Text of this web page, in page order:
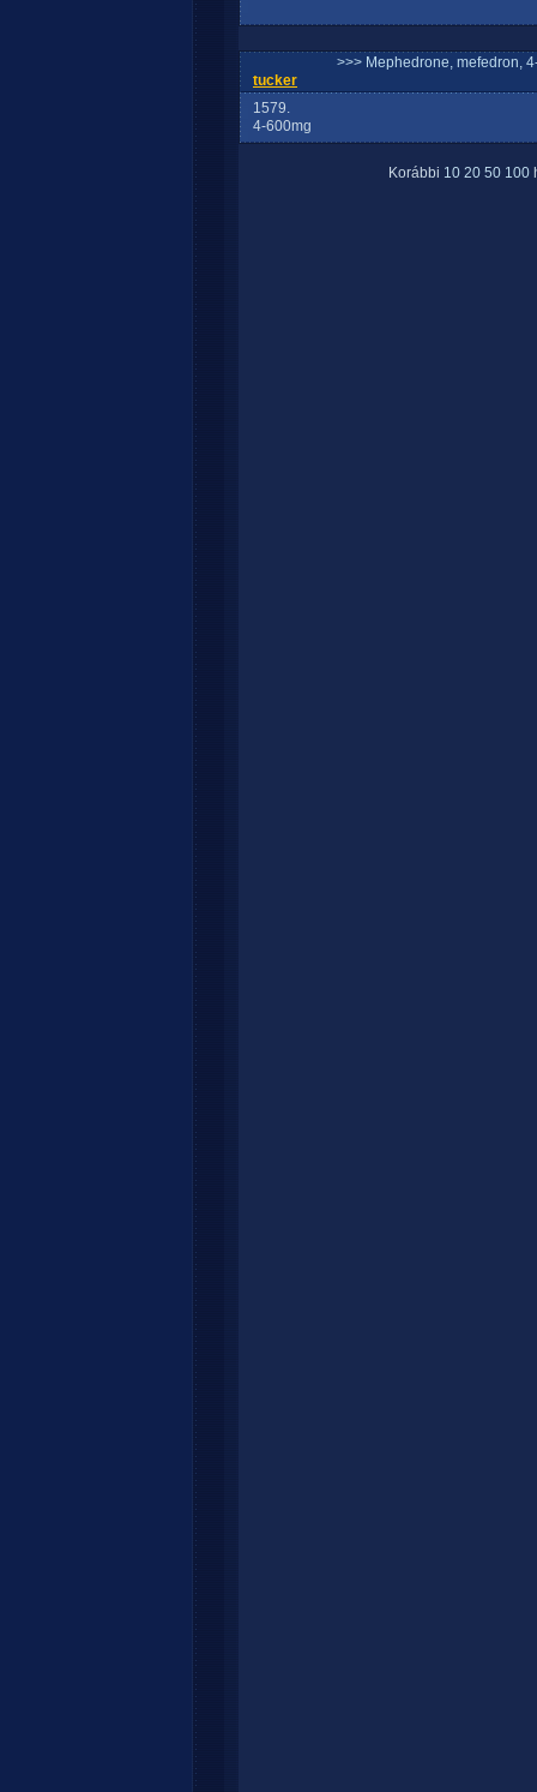
>>> Mephedrone, mefedron,
tucker
1579.
4-600mg
Korábbi 10 20 50 100